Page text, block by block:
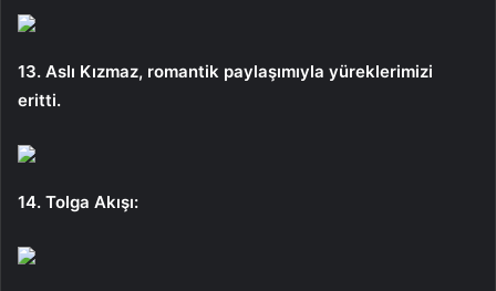
13. Aslı Kızmaz, romantik paylaşımıyla yüreklerimizi
eritti.
14. Tolga Akışı: